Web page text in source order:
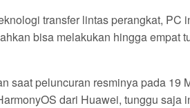
transfer lintas perangkat, PC
bisa melakukan hingga empat
saat peluncuran resminya pada 19
dari Huawei, tunggu saja